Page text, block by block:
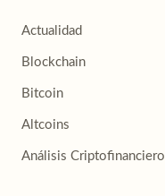
Actualidad
Blockchain
Bitcoin
Altcoins
Análisis Criptofinanciero